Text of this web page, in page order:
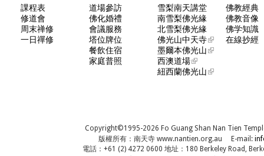
課程表 道場參訪 雪梨南天講堂
佛教經典
修道會
佛化婚禮 南雪梨佛光緣
佛教音像
周末禅修
會議服務 北雪梨佛光緣
佛学知識
一日禪修
塔位牌位 佛光山中天寺
在線抄經
餐飲住宿
墨爾本佛光山
家庭普照
西澳道場
紐西蘭佛光山
Copyright©1995-2026 Fo Guang Shan Nan Tien
版權所有：南天寺 www.nantien.org.au E-mail:
電話：+61 (2) 4272 0600 地址：180 Berkeley Road,